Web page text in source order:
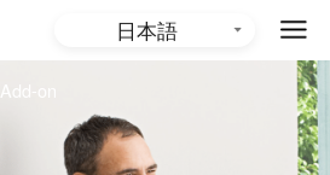
日本語
English (Australia)
Add-on